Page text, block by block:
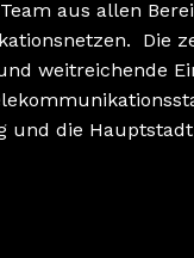
aus allen
Die
weitreichende
und die